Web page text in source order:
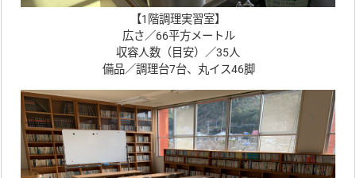
【1階調理実習室】
広さ／66平方メートル
収容人数（目安）／35人
備品／調理台7台、丸イス46脚